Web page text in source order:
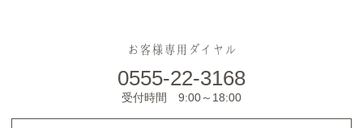
お客様専用ダイヤル
0555-22-3168
受付時間 9:00～18:00